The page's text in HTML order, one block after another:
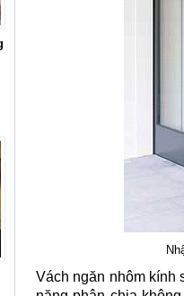
Vách ngăn nhôm